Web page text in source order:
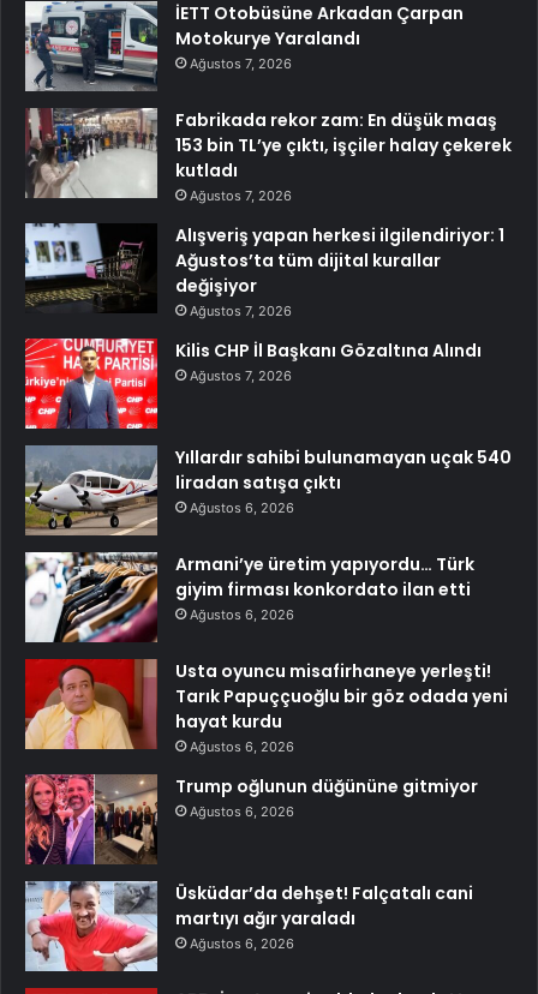
İETT Otobüsüne Arkadan Çarpan
Motokurye Yaralandı
Ağustos 7, 2026
Fabrikada rekor zam: En düşük maaş
153 bin TL’ye çıktı, işçiler halay çekerek
kutladı
Ağustos 7, 2026
Alışveriş yapan herkesi ilgilendiriyor: 1
Ağustos’ta tüm dijital kurallar
değişiyor
Ağustos 7, 2026
Kilis CHP İl Başkanı Gözaltına Alındı
Ağustos 7, 2026
Yıllardır sahibi bulunamayan uçak 540
liradan satışa çıktı
Ağustos 6, 2026
Armani’ye üretim yapıyordu… Türk
giyim firması konkordato ilan etti
Ağustos 6, 2026
Usta oyuncu misafirhaneye yerleşti!
Tarık Papuççuoğlu bir göz odada yeni
hayat kurdu
Ağustos 6, 2026
Trump oğlunun düğününe gitmiyor
Ağustos 6, 2026
Üsküdar’da dehşet! Falçatalı cani
martıyı ağır yaraladı
Ağustos 6, 2026